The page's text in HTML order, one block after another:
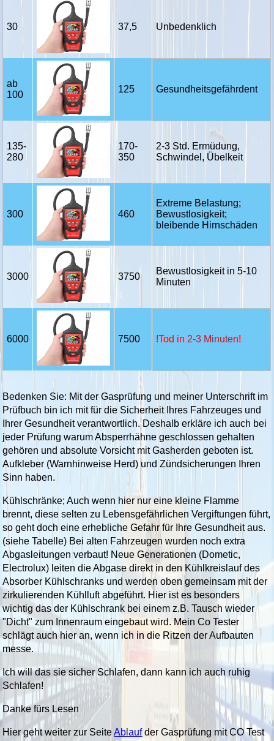
30 37,5 Unbedenklich
ab
100
125 Gesundheitsgefährdent
135-
280
170-
350
2-3 Std. Ermüdung,
Schwindel, Übelkeit
300 460
Extreme Belastung;
Bewustlosigkeit;
bleibende Hirnschäden
3000 3750
Bewustlosigkeit in 5-10
Minuten
6000 7500 !Tod in 2-3 Minuten!
Bedenken Sie: Mit der Gasprüfung und meiner Unterschrift im
Prüfbuch bin ich mit für die Sicherheit Ihres Fahrzeuges und
Ihrer Gesundheit verantwortlich. Deshalb erkläre ich auch bei
jeder Prüfung warum Absperrhähne geschlossen gehalten
gehören und absolute Vorsicht mit Gasherden geboten ist.
Aufkleber (Warnhinweise Herd) und Zündsicherungen Ihren
Sinn haben.
Kühlschränke; Auch wenn hier nur eine kleine Flamme
brennt, diese selten zu Lebensgefährlichen Vergiftungen führt,
so geht doch eine erhebliche Gefahr für Ihre Gesundheit aus.
(siehe Tabelle) Bei alten Fahrzeugen wurden noch extra
Abgasleitungen verbaut! Neue Generationen (Dometic,
Electrolux) leiten die Abgase direkt in den Kühlkreislauf des
Absorber Kühlschranks und werden oben gemeinsam mit der
zirkulierenden Kühlluft abgeführt. Hier ist es besonders
wichtig das der Kühlschrank bei einem z.B. Tausch wieder
"Dicht" zum Innenraum eingebaut wird. Mein Co Tester
schlägt auch hier an, wenn ich in die Ritzen der Aufbauten
messe.
Ich will das sie sicher Schlafen, dann kann ich auch ruhig
Schlafen!
Danke fürs Lesen
Hier geht weiter zur SeiteAblaufder Gasprüfung mit CO Test